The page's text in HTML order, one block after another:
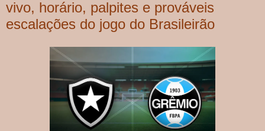
vivo, horário, palpites e prováveis
escalações do jogo do Brasileirão